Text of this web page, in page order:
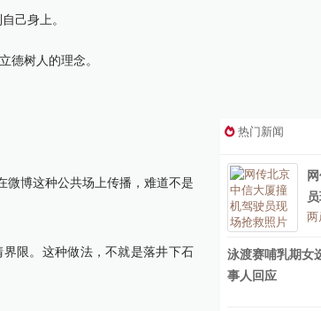
己身上。
树人的理念。
博这种公共场上传播，难道不是
限。这种做法，不就是落井下石
热门新闻
两
泳渡赛哺乳期女
事人回应